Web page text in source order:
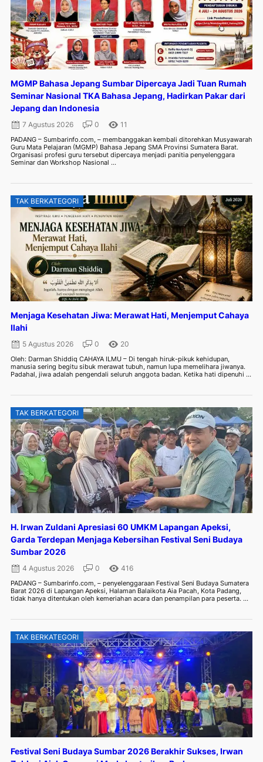
MGMP Bahasa Jepang Sumbar Dipercaya Jadi Tuan Rumah
Seminar Nasional TKA Bahasa Jepang, Hadirkan Pakar dari
Jepang dan Indonesia
7 Agustus 2026 0 11
PADANG – Sumbarinfo.com, – membanggakan kembali ditorehkan Musyawarah
Guru Mata Pelajaran (MGMP) Bahasa Jepang SMA Provinsi Sumatera Barat.
Organisasi profesi guru tersebut dipercaya menjadi panitia penyelenggara
Seminar dan Workshop Nasional ...
TAK BERKATEGORI
Menjaga Kesehatan Jiwa: Merawat Hati, Menjemput Cahaya
Ilahi
5 Agustus 2026 0 20
Oleh: Darman Shiddiq CAHAYA ILMU – Di tengah hiruk-pikuk kehidupan,
manusia sering begitu sibuk merawat tubuh, namun lupa memelihara jiwanya.
Padahal, jiwa adalah pengendali seluruh anggota badan. Ketika hati dipenuhi ...
TAK BERKATEGORI
H. Irwan Zuldani Apresiasi 60 UMKM Lapangan Apeksi,
Garda Terdepan Menjaga Kebersihan Festival Seni Budaya
Sumbar 2026
4 Agustus 2026 0 416
PADANG – Sumbarinfo.com, – penyelenggaraan Festival Seni Budaya Sumatera
Barat 2026 di Lapangan Apeksi, Halaman Balaikota Aia Pacah, Kota Padang,
tidak hanya ditentukan oleh kemeriahan acara dan penampilan para peserta. ...
TAK BERKATEGORI
Festival Seni Budaya Sumbar 2026 Berakhir Sukses, Irwan